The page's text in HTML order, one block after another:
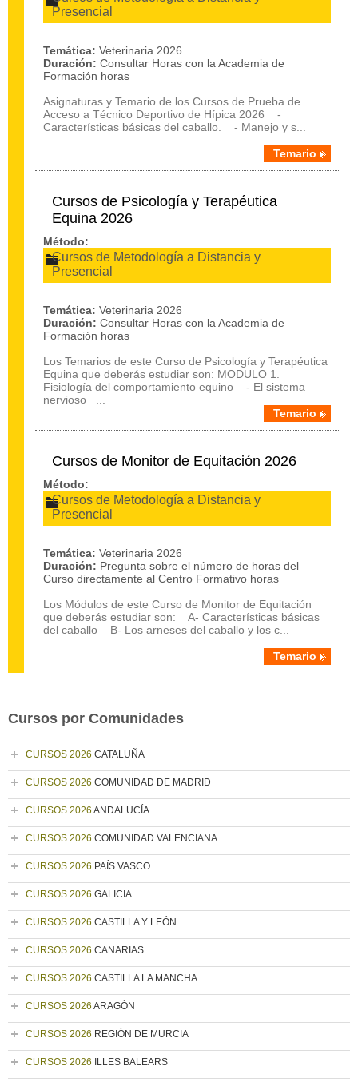
Presencial
Temática: Veterinaria 2026
Duración: Consultar Horas con la Academia de
Formación horas
Asignaturas y Temario de los Cursos de Prueba de
Acceso a Técnico Deportivo de Hípica 2026 -
Características básicas del caballo. - Manejo y s...
Temario
Cursos de Psicología y Terapéutica
Equina 2026
Método:
Cursos de Metodología a Distancia y
Presencial
Temática: Veterinaria 2026
Duración: Consultar Horas con la Academia de
Formación horas
Los Temarios de este Curso de Psicología y Terapéutica
Equina que deberás estudiar son: MODULO 1.
Fisiología del comportamiento equino - El sistema
nervioso ...
Temario
Cursos de Monitor de Equitación 2026
Método:
Cursos de Metodología a Distancia y
Presencial
Temática: Veterinaria 2026
Duración: Pregunta sobre el número de horas del
Curso directamente al Centro Formativo horas
Los Módulos de este Curso de Monitor de Equitación
que deberás estudiar son: A- Características básicas
del caballo B- Los arneses del caballo y los c...
Temario
Cursos por Comunidades
CURSOS 2026 CATALUÑA
CURSOS 2026 COMUNIDAD DE MADRID
CURSOS 2026 ANDALUCÍA
CURSOS 2026 COMUNIDAD VALENCIANA
CURSOS 2026 PAÍS VASCO
CURSOS 2026 GALICIA
CURSOS 2026 CASTILLA Y LEÓN
CURSOS 2026 CANARIAS
CURSOS 2026 CASTILLA LA MANCHA
CURSOS 2026 ARAGÓN
CURSOS 2026 REGIÓN DE MURCIA
CURSOS 2026 ILLES BALEARS